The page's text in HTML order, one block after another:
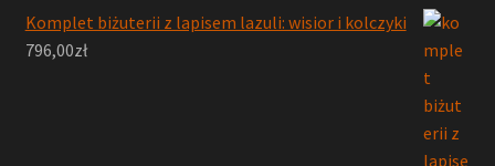
Komplet biżuterii z lapisem lazuli: wisior i kolczyki
796,00zł